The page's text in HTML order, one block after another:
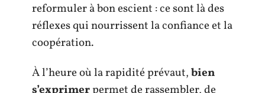
reformuler à bon escient : ce sont là des
réflexes qui nourrissent la confiance et la
coopération.
À l’heure où la rapidité prévaut,bien